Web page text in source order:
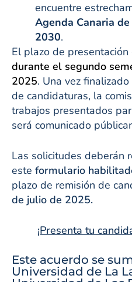
encuentre
Agenda Canaria
2030.
El plazo de
durante el segundo
2025. Una vez
de candidaturas, la
trabajos presentados
será comunicado
Las solicitudes deberán
este formulario
plazo de remisión de
de julio de 2025.
¡Presenta tu
Este acuerdo se
Universidad de La